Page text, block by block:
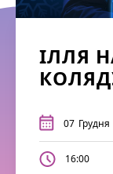
ІЛЛЯ
07 Грудня
16:00